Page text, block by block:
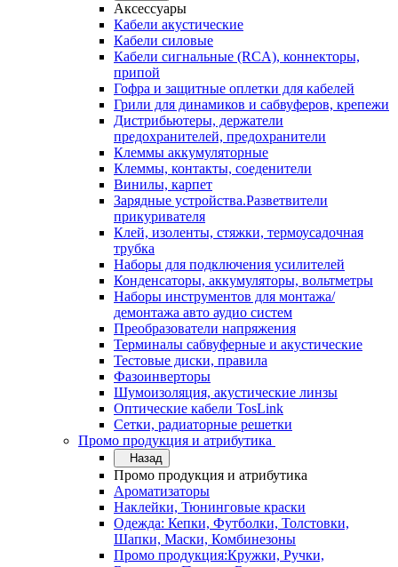
Аксессуары
Кабели акустические
Кабели силовые
Кабели сигнальные (RCA), коннекторы,
припой
Гофра и защитные оплетки для кабелей
Грили для динамиков и сабвуферов, крепежи
Дистрибьютеры, держатели
предохранителей, предохранители
Клеммы аккумуляторные
Клеммы, контакты, соеденители
Винилы, карпет
Зарядные устройства.Разветвители
прикуривателя
Клей, изоленты, стяжки, термоусадочная
трубка
Наборы для подключения усилителей
Конденсаторы, аккумуляторы, вольтметры
Наборы инструментов для монтажа/
демонтажа авто аудио систем
Преобразователи напряжения
Терминалы сабвуферные и акустические
Тестовые диски, правила
Фазоинверторы
Шумоизоляция, акустические линзы
Оптические кабели TosLink
Сетки, радиаторные решетки
Промо продукция и атрибутика
Назад
Промо продукция и атрибутика
Ароматизаторы
Наклейки, Тюнинговые краски
Одежда: Кепки, Футболки, Толстовки,
Шапки, Маски, Комбинезоны
Промо продукция:Кружки, Ручки,